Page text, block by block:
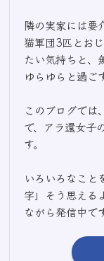
隣の実家には要
猫軍団3匹とお
たい気持ちと、
ゆらゆらと過ご
このブログでは
で、アラ還女子
す。
いろいろなこと
字」そう思える
ながら発信中です